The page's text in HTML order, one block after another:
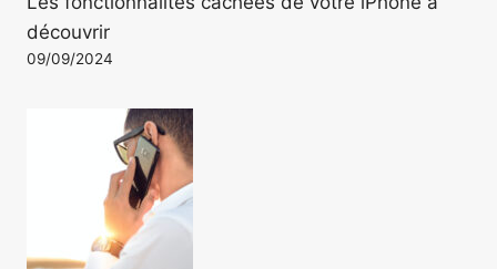
découvrir
09/09/2024